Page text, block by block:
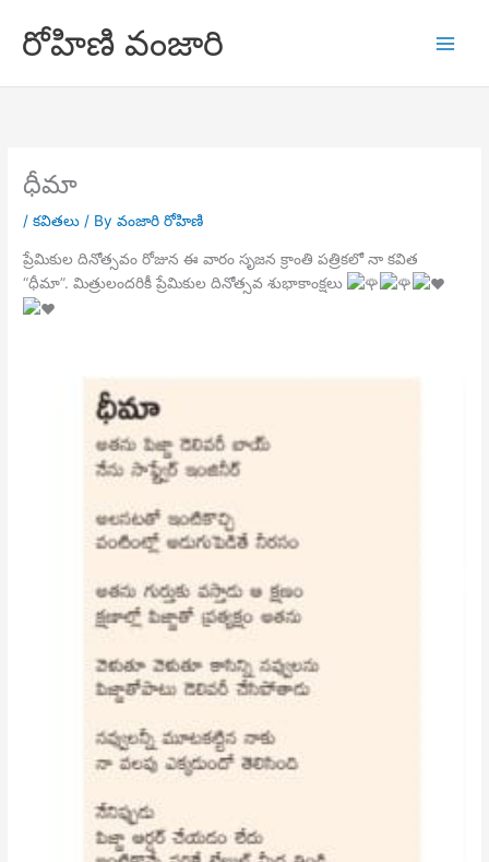
content
రోహిణి వంజారి
ధీమా
/కవితలు / Byవంజారి రోహిణి
ప్రేమికుల దినోత్సవం రోజున ఈ వారం సృజన క్రాంతి పత్రికలో నా కవిత
“ధీమా”. మిత్రులందరికీ ప్రేమికుల దినోత్సవ శుభాకాంక్షలు